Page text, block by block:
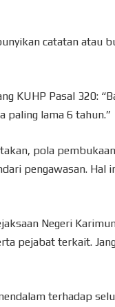
catatan
KUHP Pasal 320:
paling lama 6 tahun.”
pola
pengawasan.
Negeri
pejabat terkait.
terhadap